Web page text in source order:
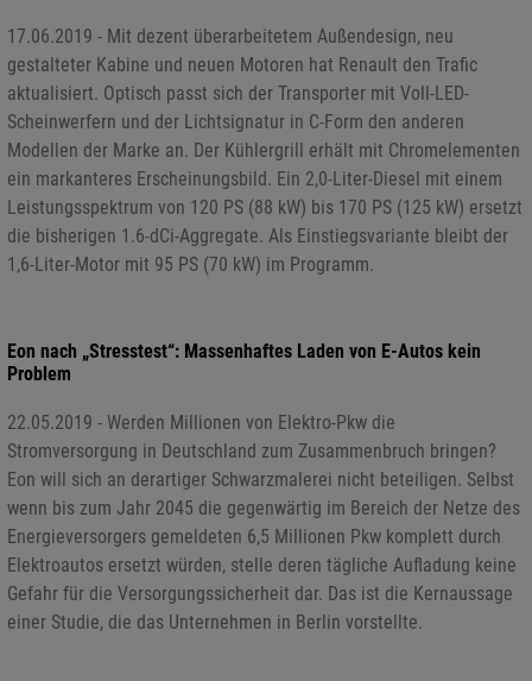
17.06.2019 - Mit dezent überarbeitetem Außendesign, neu
gestalteter Kabine und neuen Motoren hat Renault den Trafic
aktualisiert. Optisch passt sich der Transporter mit Voll-LED-
Scheinwerfern und der Lichtsignatur in C-Form den anderen
Modellen der Marke an. Der Kühlergrill erhält mit Chromelementen
ein markanteres Erscheinungsbild. Ein 2,0-Liter-Diesel mit einem
Leistungsspektrum von 120 PS (88 kW) bis 170 PS (125 kW) ersetzt
die bisherigen 1.6-dCi-Aggregate. Als Einstiegsvariante bleibt der
1,6-Liter-Motor mit 95 PS (70 kW) im Programm.
Eon nach „Stresstest“: Massenhaftes Laden von E-Autos kein
Problem
22.05.2019 - Werden Millionen von Elektro-Pkw die
Stromversorgung in Deutschland zum Zusammenbruch bringen?
Eon will sich an derartiger Schwarzmalerei nicht beteiligen. Selbst
wenn bis zum Jahr 2045 die gegenwärtig im Bereich der Netze des
Energieversorgers gemeldeten 6,5 Millionen Pkw komplett durch
Elektroautos ersetzt würden, stelle deren tägliche Aufladung keine
Gefahr für die Versorgungssicherheit dar. Das ist die Kernaussage
einer Studie, die das Unternehmen in Berlin vorstellte.